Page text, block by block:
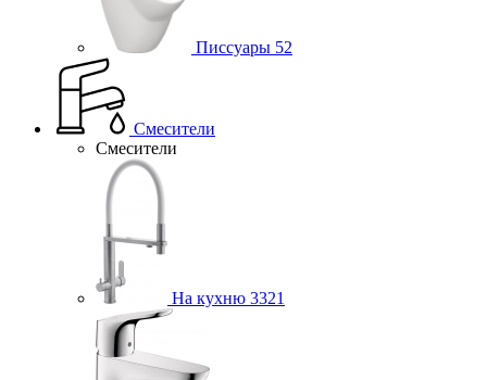
Писсуары 52
Смесители
Смесители
На кухню 3321